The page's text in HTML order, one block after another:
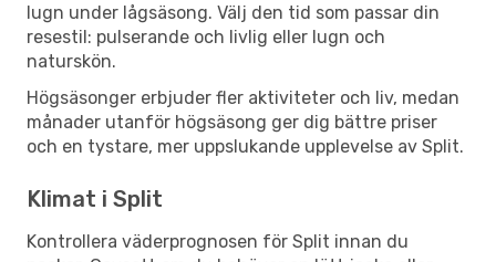
lugn under lågsäsong. Välj den tid som passar din
resestil: pulserande och livlig eller lugn och
naturskön.
Högsäsonger erbjuder fler aktiviteter och liv, medan
månader utanför högsäsong ger dig bättre priser
och en tystare, mer uppslukande upplevelse av Split.
Klimat i Split
Kontrollera väderprognosen för Split innan du